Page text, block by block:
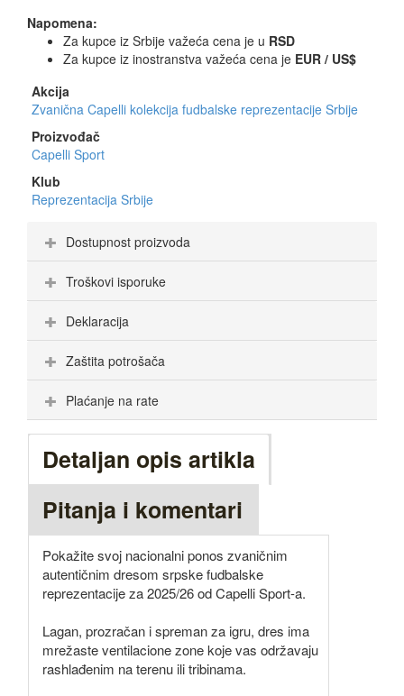
Napomena:
Za kupce iz Srbije važeća cena je u RSD
Za kupce iz inostranstva važeća cena je EUR / US$
Akcija
Zvanična Capelli kolekcija fudbalske reprezentacije Srbije
Proizvođač
Capelli Sport
Klub
Reprezentacija Srbije
Dostupnost proizvoda
Troškovi isporuke
Deklaracija
Zaštita potrošača
Plaćanje na rate
Detaljan opis artikla
Pitanja i komentari
Pokažite svoj nacionalni ponos zvaničnim
autentičnim dresom srpske fudbalske
reprezentacije za 2025/26 od Capelli Sport-a.
Lagan, prozračan i spreman za igru, dres ima
mrežaste ventilacione zone koje vas održavaju
rashlađenim na terenu ili tribinama.